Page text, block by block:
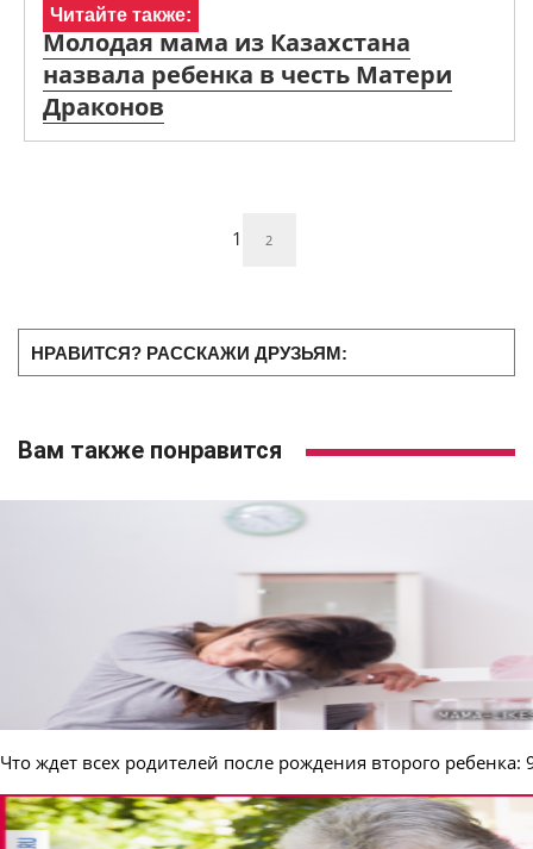
Читайте также:
Молодая мама из Казахстана
назвала ребенка в честь Матери
Драконов
1 2
НРАВИТСЯ? РАССКАЖИ ДРУЗЬЯМ:
Вам также понравится
Что ждет всех родителей после рождения второго